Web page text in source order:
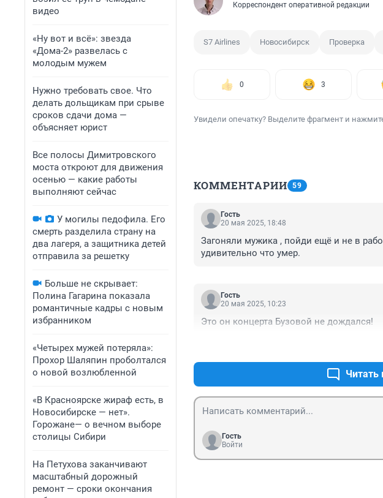
видео
«Ну вот и всё»: звезда
«Дома-2» развелась с
молодым мужем
Нужно требовать свое. Что
делать дольщикам при срыве
сроков сдачи дома —
объясняет юрист
Все полосы Димитровского
моста откроют для движения
осенью — какие работы
выполняют сейчас
У могилы педофила. Его
смерть разделила страну на
два лагеря, а защитника детей
отправила за решетку
Больше не скрывает:
Полина Гагарина показала
романтичные кадры с новым
избранником
«Четырех мужей потеряла»:
Прохор Шаляпин проболтался
о новой возлюбленной
«В Красноярске жираф есть, в
Новосибирске — нет».
Горожане— о вечном выборе
столицы Сибири
На Петухова заканчивают
масштабный дорожный
ремонт — сроки окончания
Корреспондент оперативной редакции
S7 Airlines Новосибирск Проверка
0 3
Увидели опечатку? Выделите фрагмент и
КОММЕНТАРИИ 59
Гость
20 мая 2025, 18:48
Загоняли мужика , пойди ещё и не в
удивительно что умер.
Гость
20 мая 2025, 10:23
Это он концерта Бузовой не дождался!
Читать
Гость
Войти